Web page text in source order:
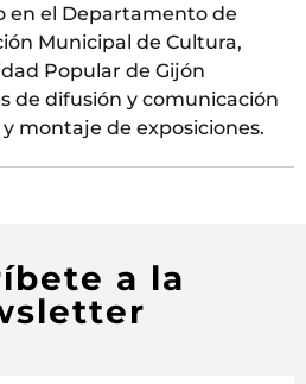
en el Departamento de
Municipal de Cultura,
Popular de Gijón
de difusión y comunicación
montaje de exposiciones.
a la